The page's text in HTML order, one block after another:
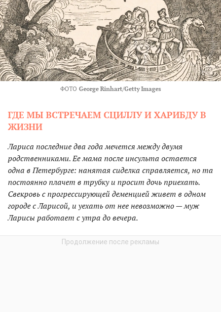
ФОТО George Rinhart/Getty Images
ГДЕ МЫ ВСТРЕЧАЕМ СЦИЛЛУ И ХАРИБДУ В
ЖИЗНИ
Лариса последние два года мечется между двумя
родственниками. Ее мама после инсульта остается
одна в Петербурге: нанятая сиделка справляется, но та
постоянно плачет в трубку и просит дочь приехать.
Свекровь с прогрессирующей деменцией живет в одном
городе с Ларисой, и уехать от нее невозможно — муж
Ларисы работает с утра до вечера.